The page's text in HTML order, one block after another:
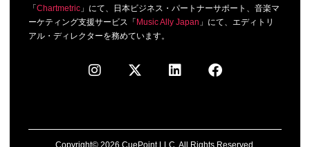
「Chartmetric」にて、日本ビジネス・パートナーサポート、音楽マ
ーケティング支援サービス「Music Ally Japan 」にて、エディトリ
アル・ディレクターを務めています。
Copyright© 2026 CuePoint LLC. All Rights Reserved.